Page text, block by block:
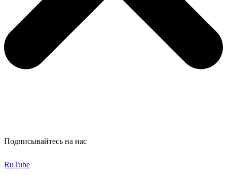
Подписывайтесь на нас
RuTube